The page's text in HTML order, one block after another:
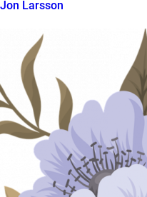
Jon Larsson